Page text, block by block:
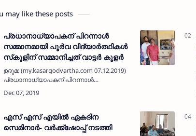
may like these posts
പ്രധാനാധ്യാപകന് പിറന്നാള്‍
സമ്മാനമായി പൂര്‍വ വിദ്യാര്‍ത്ഥികള്‍
സ്‌കൂളിന് സമ്മാനിച്ചത് വാട്ടര്‍ കൂളര്‍
ഉദുമ: (my.kasargodvartha.com 07.12.2019)
പ്രധാനാധ്യാപകന് പിറന്നാള്‍
സമ്മാനമായി പൂര്‍വ വിദ്യാര്‍ത്ഥികള്‍
സ്‌കൂളിന് സമ്മാനിച്ചത് വാട്ടര്‍ കൂളര്‍. ഉദുമ
എസ് എസ് എയില്‍ ഏകദിന
സെമിനാര്‍- വര്‍ക്ക്‌ഷോപ്പ് നടത്തി